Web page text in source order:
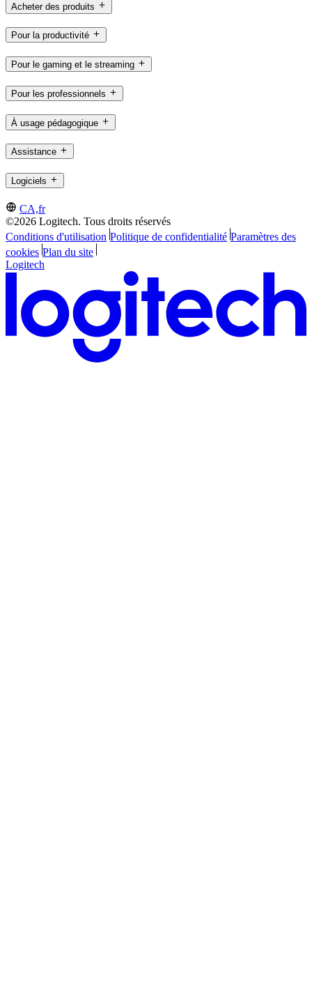
Acheter des produits
Pour la productivité
Pour le gaming et le streaming
Pour les professionnels
À usage pédagogique
Assistance
Logiciels
CA,fr
©2026 Logitech. Tous droits réservés
Conditions d'utilisation Politique de confidentialité Paramètres des
cookies Plan du site
Logitech